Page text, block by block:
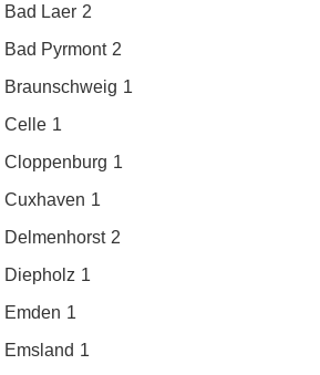
Bad Laer 2
Bad Pyrmont 2
Braunschweig 1
Celle 1
Cloppenburg 1
Cuxhaven 1
Delmenhorst 2
Diepholz 1
Emden 1
Emsland 1